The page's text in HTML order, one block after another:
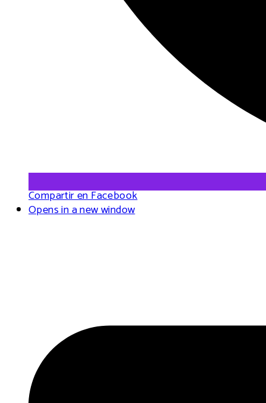
Compartir en Facebook
Opens in a new window